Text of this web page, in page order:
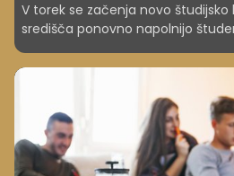
V torek se začenja novo
središča ponovno napolnijo
posebno dobrodošlico v
univerz in študentske
roku sprejetih 12.077 bodočih
še potekajo. Vseh vpisnih mest
18.110.